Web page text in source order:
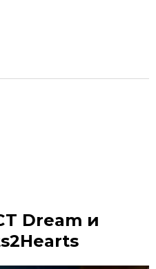
Dream и